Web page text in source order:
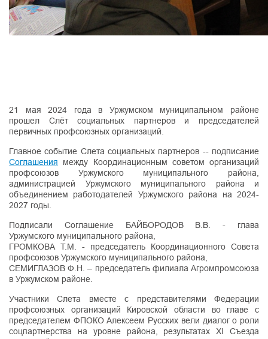
21 мая 2024 года в Уржумском муниципальном районе
прошел Слёт социальных партнеров и председателей
первичных профсоюзных организаций.
Главное событие Слета социальных партнеров -- подписание
Соглашения между Координационным советом организаций
профсоюзов Уржумского муниципального района,
администрацией Уржумского муниципального района и
объединением работодателей Уржумского района на 2024-
2027 годы.
Подписали Соглашение БАЙБОРОДОВ В.В. - глава
Уржумского муниципального района,
ГРОМКОВА Т.М. - председатель Координационного Совета
профсоюзов Уржумского муниципального района,
СЕМИГЛАЗОВ Ф.Н. – председатель филиала Агромпромсоюза
в Уржумском районе.
Участники Слета вместе с представителями Федерации
профсоюзных организаций Кировской области во главе с
председателем ФПОКО Алексеем Русских вели диалог о роли
соцпартнерства на уровне района, результатах XI Съезда